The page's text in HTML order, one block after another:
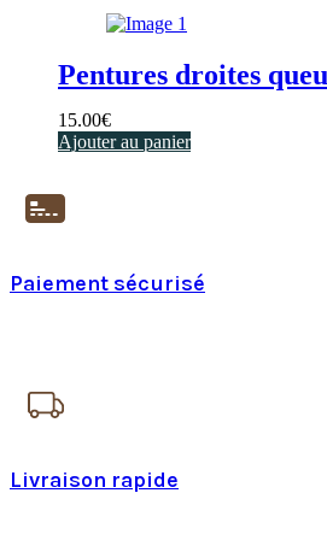
Pentures droites
15.00€
Ajouter au panier
Paiement sécurisé
Livraison rapide